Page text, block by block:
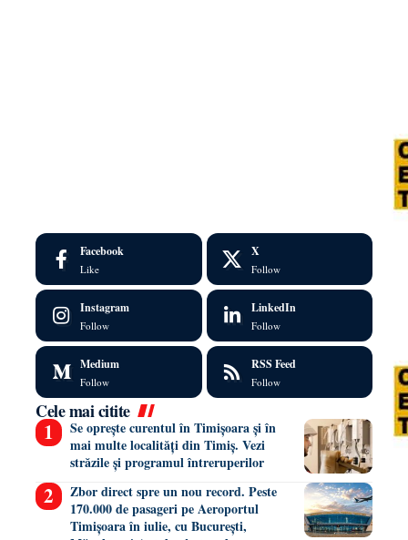
Facebook
Like
X
Follow
Instagram
Follow
LinkedIn
Follow
Medium
Follow
RSS Feed
Follow
Cele mai citite
Se oprește curentul în Timișoara și în
mai multe localități din Timiș. Vezi
străzile și programul întreruperilor
Zbor direct spre un nou record. Peste
170.000 de pasageri pe Aeroportul
Timișoara în iulie, cu București,